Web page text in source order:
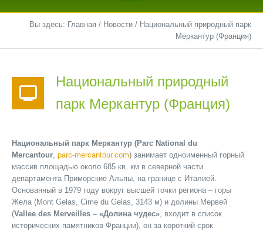
Вы здесь: Главная / Новости / Национальный природный парк
Меркантур (Франция)
Национальный природный
парк Меркантур (Франция)
Национальный парк Меркантур (Parc National du
Mercantour, parc-mercantour.com) занимает одноименный горный
массив площадью около 685 кв. км в северной части
департамента Приморские Альпы, на границе с Италией.
Основанный в 1979 году вокруг высшей точки региона – горы
Жела (Mont Gelas, Cime du Gelas, 3143 м) и долины Мервей
(Vallee des Merveilles – «Долина чудес», входит в список
исторических памятников Франции), он за короткий срок